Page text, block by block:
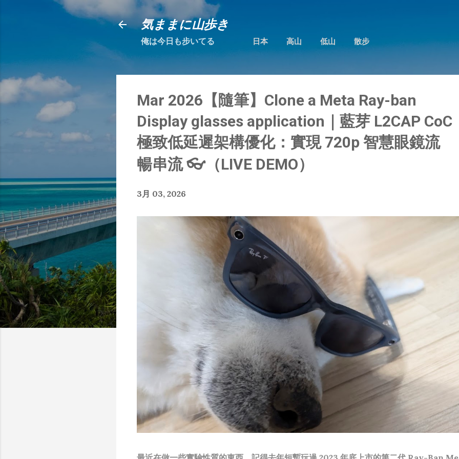
気ままに山歩き
俺は今日も步いてる 日本 高山 低山 散步
Mar 2026【隨筆】Clone a Meta Ray-ban
Display glasses application｜藍芽 L2CAP CoC
極致低延遲架構優化：實現 720p 智慧眼鏡流
暢串流 👓（LIVE DEMO）
3月 03, 2026